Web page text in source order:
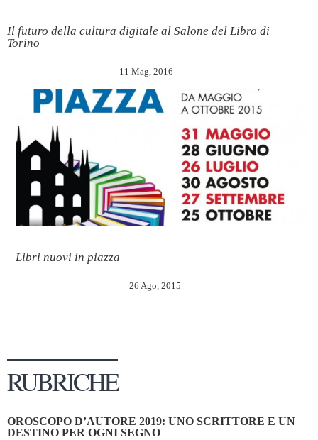
Il futuro della cultura digitale al Salone del Libro di
Torino
11 Mag, 2016
Libri nuovi in piazza
26 Ago, 2015
RUBRICHE
OROSCOPO D’AUTORE 2019: UNO SCRITTORE E UN
DESTINO PER OGNI SEGNO